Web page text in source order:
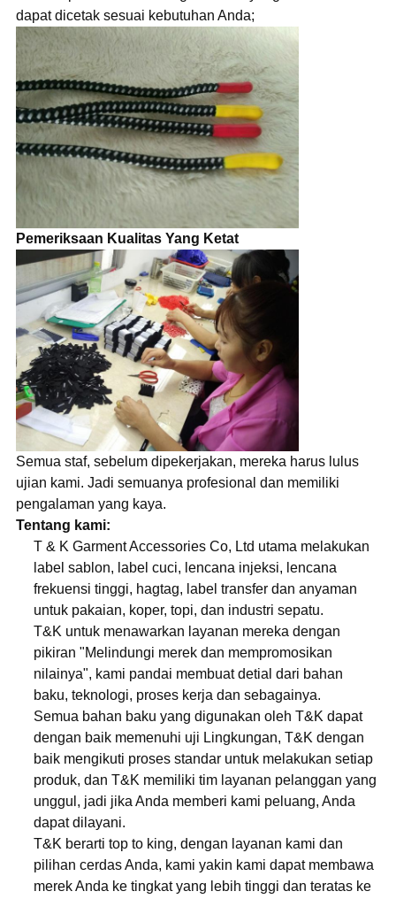
dapat dicetak sesuai kebutuhan Anda;
Pemeriksaan Kualitas Yang Ketat
Semua staf, sebelum dipekerjakan, mereka harus lulus
ujian kami. Jadi semuanya profesional dan memiliki
pengalaman yang kaya.
Tentang kami:
T & K Garment Accessories Co, Ltd utama melakukan
label sablon, label cuci, lencana injeksi, lencana
frekuensi tinggi, hagtag, label transfer dan anyaman
untuk pakaian, koper, topi, dan industri sepatu.
T&K untuk menawarkan layanan mereka dengan
pikiran "Melindungi merek dan mempromosikan
nilainya", kami pandai membuat detial dari bahan
baku, teknologi, proses kerja dan sebagainya.
Semua bahan baku yang digunakan oleh T&K dapat
dengan baik memenuhi uji Lingkungan, T&K dengan
baik mengikuti proses standar untuk melakukan setiap
produk, dan T&K memiliki tim layanan pelanggan yang
unggul, jadi jika Anda memberi kami peluang, Anda
dapat dilayani.
T&K berarti top to king, dengan layanan kami dan
pilihan cerdas Anda, kami yakin kami dapat membawa
merek Anda ke tingkat yang lebih tinggi dan teratas ke